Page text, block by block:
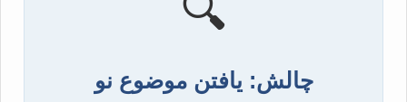
🔍
چالش: یافتن موضوع نو